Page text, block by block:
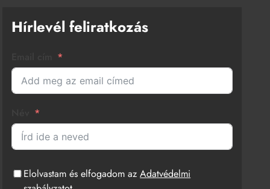
Hírlevél feliratkozás
Elolvastam és elfogadom azAdatvédelmi